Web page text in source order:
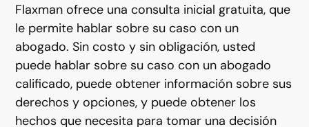
Flaxman ofrece una consulta inicial gratuita, que
le permite hablar sobre su caso con un
abogado. Sin costo y sin obligación, usted
puede hablar sobre su caso con un abogado
calificado, puede obtener información sobre sus
derechos y opciones, y puede obtener los
hechos que necesita para tomar una decisión